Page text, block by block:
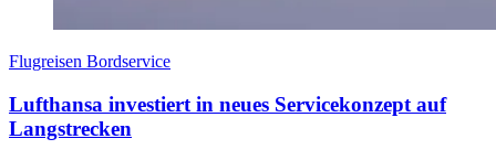
Flugreisen Bordservice
Lufthansa investiert in neues Servicekonzept auf
Langstrecken